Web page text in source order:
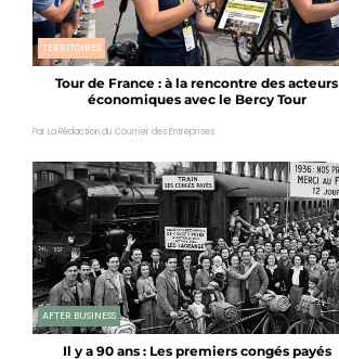
TERRITOIRES
Tour de France : à la rencontre des acteurs
économiques avec le Bercy Tour
Par La Rédaction du Courrier des Entreprises
AFTER BUSINESS
Il y a 90 ans : Les premiers congés payés